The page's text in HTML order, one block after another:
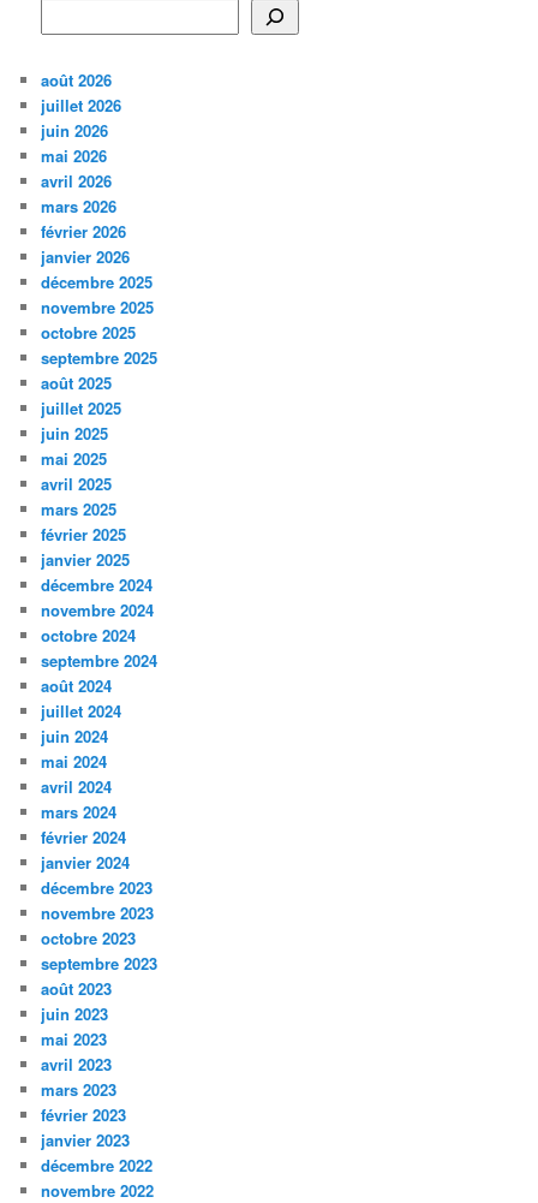
août 2026
juillet 2026
juin 2026
mai 2026
avril 2026
mars 2026
février 2026
janvier 2026
décembre 2025
novembre 2025
octobre 2025
septembre 2025
août 2025
juillet 2025
juin 2025
mai 2025
avril 2025
mars 2025
février 2025
janvier 2025
décembre 2024
novembre 2024
octobre 2024
septembre 2024
août 2024
juillet 2024
juin 2024
mai 2024
avril 2024
mars 2024
février 2024
janvier 2024
décembre 2023
novembre 2023
octobre 2023
septembre 2023
août 2023
juin 2023
mai 2023
avril 2023
mars 2023
février 2023
janvier 2023
décembre 2022
novembre 2022